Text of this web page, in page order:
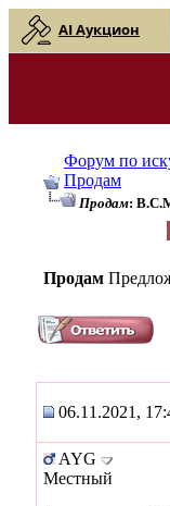
AI Аукцион
Форум по
Продам
Продам:
Продам
06.11.2021,
AYG
Местный